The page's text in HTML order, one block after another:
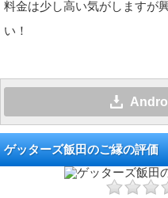
料金は少し高い気がしますが
い！
ゲッターズ飯田のご縁の評価